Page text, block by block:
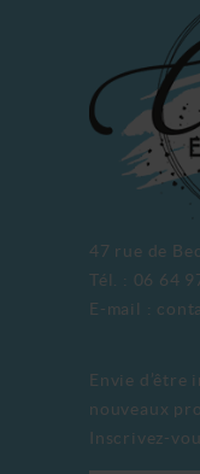
47 rue de
Tél. : 06 64
E-mail :
Envie d’être
nouveaux
Inscrivez-